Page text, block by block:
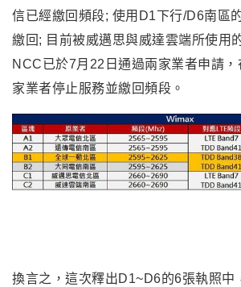
信已經繳回頻段; 使用D1下行/D6南區
繳回; 目前被威邁思與威達雲端所使用
NCC 已於7月22日通過兩家業者申請
家業者停止服務並繳回頻段。
換言之 ， 這次釋出D1~D6的6張執照中